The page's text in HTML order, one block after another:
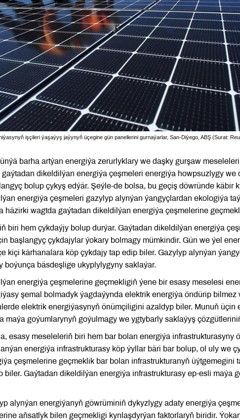
işçileri ýaşaýyş jaýynyň üçegine gün panellerini gurnaýarlar, San-Diýego, ABŞ (Surat:
barha artýan energiýa zerurlyklary we daşky gurşaw
dikeldilýan energiýa çeşmeleri energiýa howpsuzlygy we
bolup çykyş edýär. Şeýle-de bolsa, bu geçiş döwründe käbir
energiýa çeşmeleri gazylyp alynýan ýangyçlardan ekologiýa
häzirki wagtda gaýtadan dikeldilýan energiýa çeşmelerine
biri hem çykdaýjy bolup durýar. Gaýtadan dikeldilýan energiýa
başlangyç çykdajylar ýokary bolmagy mümkindir. Gün we ýel
kiçi kärhanalara köp çykdajy tap edip biler. Gazylyp alynýan
boýunça bäsdeşlige ukyplylygyny saklaýar.
energiýa çeşmelerine geçmekligiň ýene bir esasy meselesi
şemal bolmadyk ýagdaýynda elektrik energiýa öndürip
elektrik energiýasynyň önümçiligini azaldyp biler. Munuň üçin
maýa goýumlarynyň goýulmagy we ygtybarly saklaýyş
esasy meseleleriň biri hem bar bolan energiýa infrastrukturasyny
energiýa infrastrukturasy köp ýyllar bäri bar bolup, ol uly we
çeşmelerine geçmeklik bar bolan infrastrukturanyň üýtgemegini
biler. Gaýtadan dikeldilýan energiýa infrastrukturasy ep-esli maýa
alynýan energiýanyň göwrüminiň dykyzlygy adaty energiýa
aňsatlyk bilen geçmekligi kynlaşdyrýan faktorlaryň biridir.